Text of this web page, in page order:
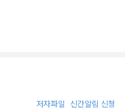
저자파일 신간알림 신청